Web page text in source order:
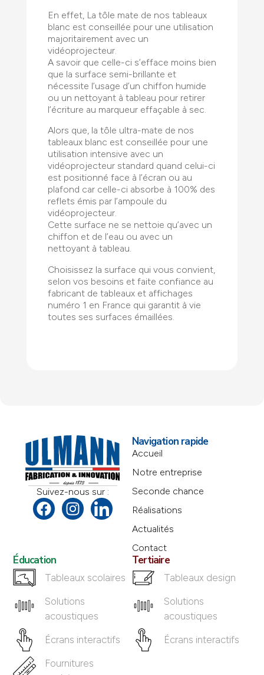
En effet, La tôle mate de nos tableaux
blanc est conseillée pour une utilisation
majoritairement avec un
vidéoprojecteur.
A savoir que celle-ci s’efface moins bien
que la surface semi-brillante et
nécessite l’usage d’un chiffon humide
ou un nettoyant à tableau pour retirer
l’écriture au marqueur effaçable à sec.
Alors que, la tôle ultra-mate de nos
tableaux blanc est conseillée pour une
utilisation intensive avec un
vidéoprojecteur standard quand celui-ci
est positionné face à l’écran ou au
plafond car celle-ci absorbe à 100% des
reflets émis par l’ampoule du
vidéoprojecteur.
Cette surface ne se nettoie qu’avec un
chiffon et de l’eau ou avec un
nettoyant à tableau.
Choisissez la surface qui vous convient,
selon vos besoins et faite confiance au
fabricant de tableaux et affichages
numéro 1 en France qui garantit à vie
toutes ses surfaces émaillées.
Suivez-nous sur :
Navigation rapide
Accueil
Notre entreprise
Seconde chance
Réalisations
Actualités
Contact
Éducation
Tableaux scolaires
Solutions
acoustiques
Écrans interactifs
Fournitures
Tertiaire
Tableaux design
Solutions
acoustiques
Écrans interactifs